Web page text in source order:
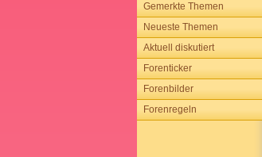
Gemerkte Themen
Neueste Themen
Aktuell diskutiert
Forenticker
Forenbilder
Forenregeln